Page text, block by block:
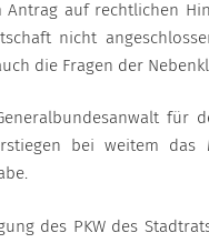
Antrag auf rechtlichen
nicht
die Fragen der
für
bei weitem
des PKW des